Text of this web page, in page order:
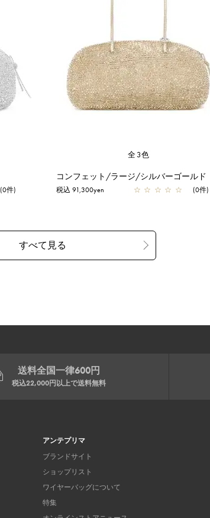
(0件)
全3色
コンフェット/ラージ/シルバーゴールド
税込 91,300yen ☆ ☆ ☆ ☆ ☆ (0件)
送料全国一律600円
税込22,000円以上で送料無料
アンテプリマ
ブランドサイト
ショップリスト
ワイヤーバッグについて
特集